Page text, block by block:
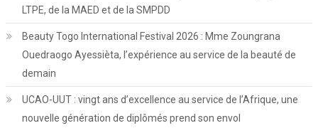
LTPE, de la MAED et de la SMPDD
Beauty Togo International Festival 2026 : Mme Zoungrana
Ouedraogo Ayessièta, l’expérience au service de la beauté de
demain
UCAO-UUT : vingt ans d’excellence au service de l’Afrique, une
nouvelle génération de diplômés prend son envol